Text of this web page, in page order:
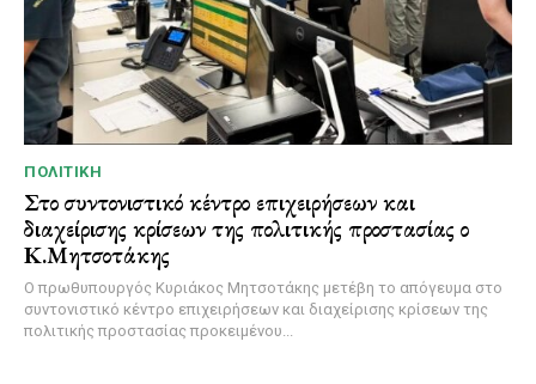
ΠΟΛΙΤΙΚΉ
Στο συντονιστικό κέντρο επιχειρήσεων και
διαχείρισης κρίσεων της πολιτικής προστασίας ο
Κ.Μητσοτάκης
Ο πρωθυπουργός Κυριάκος Μητσοτάκης μετέβη το απόγευμα στο
συντονιστικό κέντρο επιχειρήσεων και διαχείρισης κρίσεων της
πολιτικής προστασίας προκειμένου...